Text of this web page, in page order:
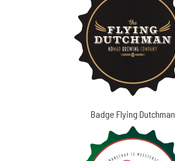
Badge Flying Dutchman